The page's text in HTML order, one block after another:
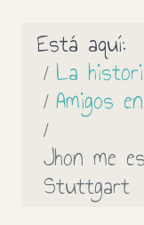
Está aquí:
La
Amigos
Jhon me
Stuttgart